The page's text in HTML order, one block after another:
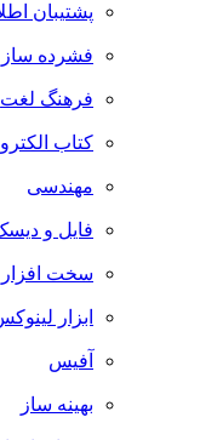
پشتیبان اطلاعات
فشرده ساز
فرهنگ لغت
کتاب الکترونیک
مهندسی
فایل و دیسک
سخت افزار
ابزار لینوکس
آفیس
بهینه ساز